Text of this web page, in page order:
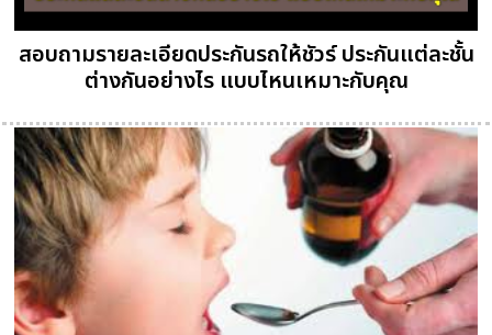
สอบถามรายละเอียดประกันรถให้ชัวร์ ประกันแต่ละชั้น
ต่างกันอย่างไร แบบไหนเหมาะกับคุณ